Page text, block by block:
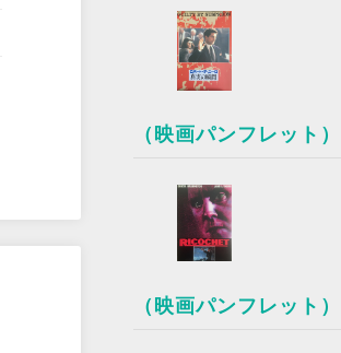
（映画パンフレット
（映画パンフレット